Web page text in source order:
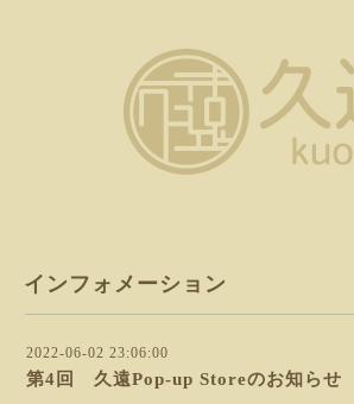
インフォメーション
2022-06-02 23:06:00
第4回 久遠Pop-up Storeのお知らせ